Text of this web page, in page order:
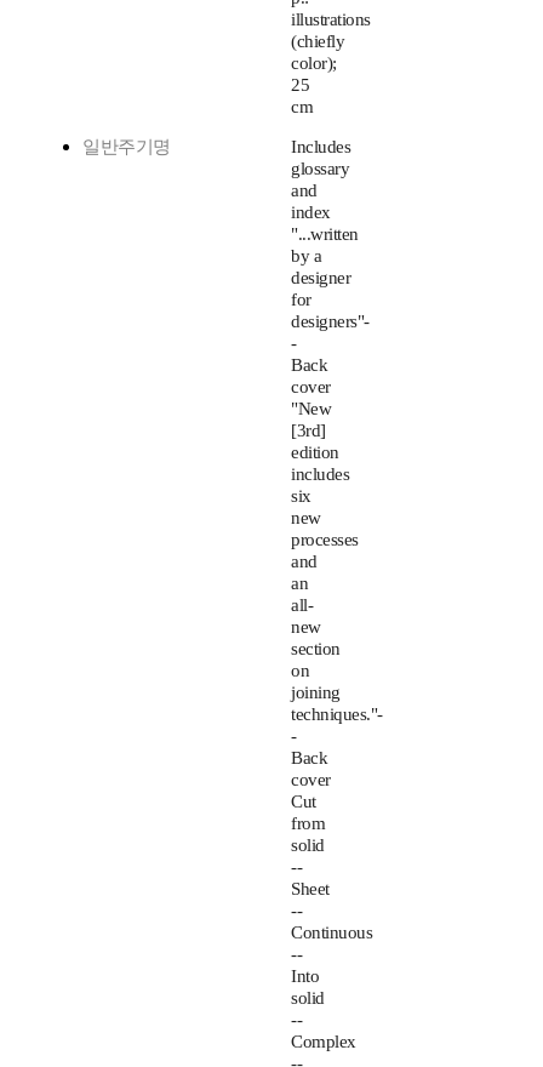
illustrations
(chiefly
color);
25
cm
일반주기명
Includes
glossary
and
index
"...written
by a
designer
for
designers"-
-
Back
cover
"New
[3rd]
edition
includes
six
new
processes
and
an
all-
new
section
on
joining
techniques."-
-
Back
cover
Cut
from
solid
--
Sheet
--
Continuous
--
Into
solid
--
Complex